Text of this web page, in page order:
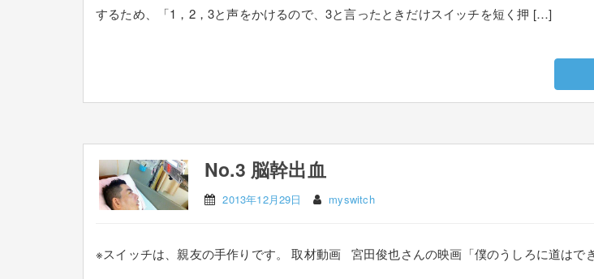
するため、「1，2，3と声をかけるので、3と言ったときだけスイッチを短く押 […]
No.3 脳幹出血
2013年12月29日 myswitch
※スイッチは、親友の手作りです。 取材動画 宮田俊也さんの映画「僕のうしろに道は